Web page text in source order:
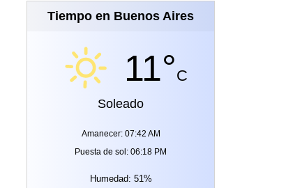
Tiempo en Buenos Aires
11°C
Soleado
Amanecer: 07:42 AM
Puesta de sol: 06:18 PM
Humedad: 51%